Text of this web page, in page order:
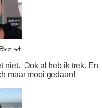
niet. Ook al heb ik trek. En
maar mooi gedaan!